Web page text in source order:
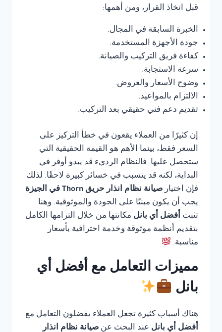
قبل اتخاذ القرار، ومن أهمها:
الخبرة السابقة في المجال.
جودة الأجهزة المستخدمة.
كفاءة فريق التركيب والصيانة.
سرعة الاستجابة.
وضوح الأسعار والعروض.
الالتزام بالمواعيد.
تقديم دعم فني حقيقي بعد التركيب.
إن كثيرًا من العملاء يقعون في خطأ التركيز على
السعر فقط، بينما الأهم هو القيمة الحقيقية التي
ستحصل عليها. فالنظام الرديء قد يبدو أوفر في
البداية، لكنه قد يتسبب في خسائر كبيرة لاحقًا. لذلك
فإن اختيار صيانة نظام انذار حريق Thorn في الجيزة
يجب أن يكون مبنيًا على الجودة والموثوقية. وهنا
تثبت أفضل أي بانل مكانتها من خلال التزامها الكامل
بتقديم أنظمة موثوقة وخدمة احترافية بأسعار
مناسبة.
مميزات التعامل مع أفضل أي
بانل
هناك أسباب كثيرة تجعل العملاء يفضلون التعامل مع
أفضل أي بانل عند البحث عن صيانة نظام انذار